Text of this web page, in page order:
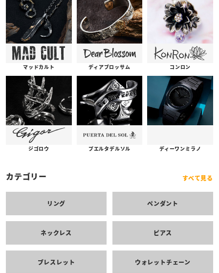
マッドカルト ディアブロッサム コンロン
ジゴロウ プエルタデルソル ディーワンミラノ
カテゴリー すべて見る
リング ペンダント
ネックレス ピアス
ブレスレット ウォレットチェーン